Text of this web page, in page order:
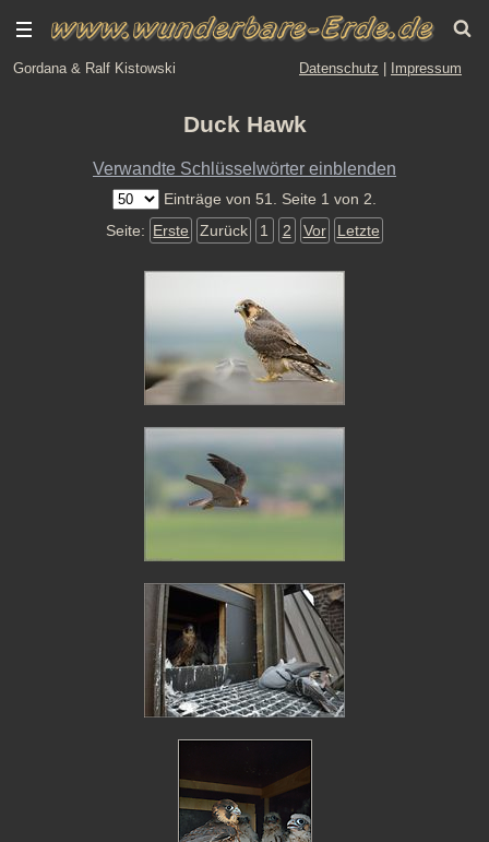
Gordana & Ralf Kistowski Datenschutz Impressum
Duck Hawk
Verwandte Schlüsselwörter einblenden
Einträge von 51. Seite 1 von 2.
Seite: Erste Zurück 1 2 Vor Letzte